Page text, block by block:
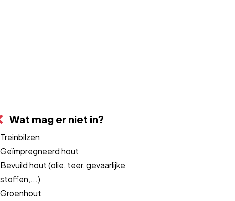
Wat mag er niet in?
Treinbilzen
Geïmpregneerd hout
Bevuild hout (olie, teer, gevaarlijke
stoffen,...)
Groenhout